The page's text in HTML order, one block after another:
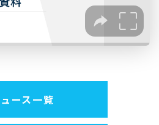
ース一覧